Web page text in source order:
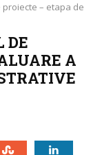
– etapa de
DE
A